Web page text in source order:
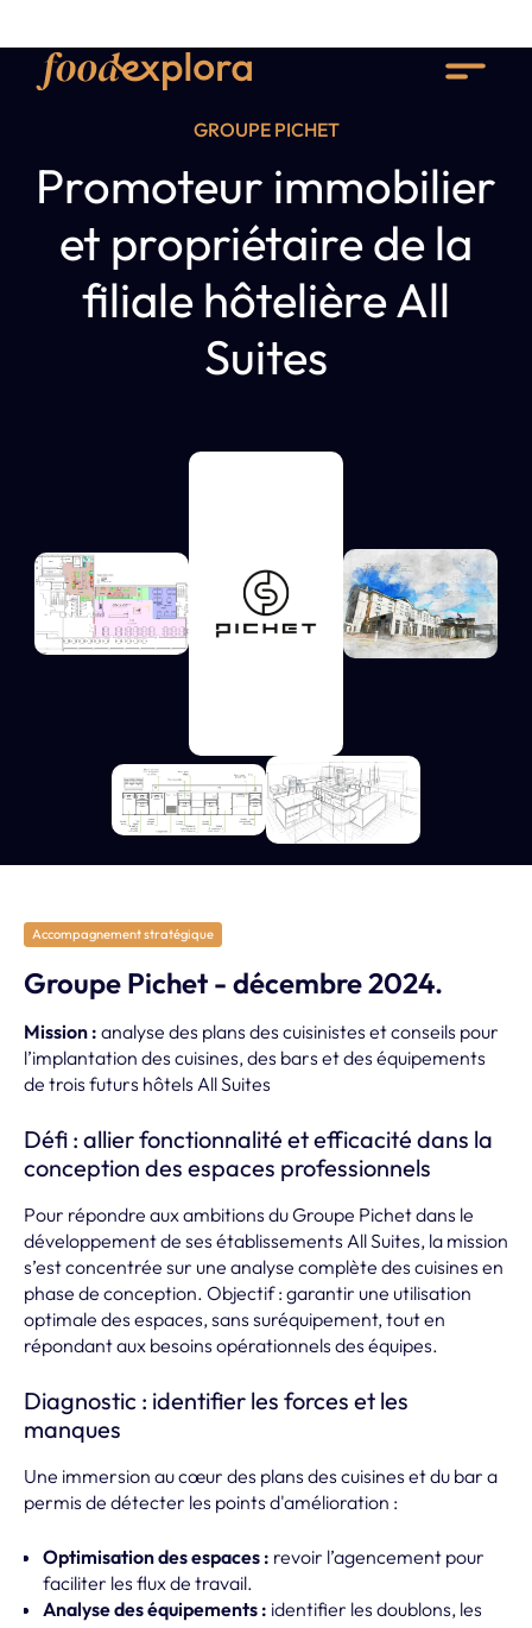
GROUPE PICHET
Promoteur immobilier
et propriétaire de la
filiale hôtelière All
Suites
Accompagnement stratégique
Groupe Pichet - décembre 2024.
Mission : analyse des plans des cuisinistes et conseils pour
l’implantation des cuisines, des bars et des équipements
de trois futurs hôtels All Suites
Défi : allier fonctionnalité et efficacité dans la
conception des espaces professionnels
Pour répondre aux ambitions du Groupe Pichet dans le
développement de ses établissements All Suites, la mission
s’est concentrée sur une analyse complète des cuisines en
phase de conception. Objectif : garantir une utilisation
optimale des espaces, sans suréquipement, tout en
répondant aux besoins opérationnels des équipes.
Diagnostic : identifier les forces et les
manques
Une immersion au cœur des plans des cuisines et du bar a
permis de détecter les points d'amélioration :
Optimisation des espaces : revoir l’agencement pour
faciliter les flux de travail.
Analyse des équipements : identifier les doublons, les